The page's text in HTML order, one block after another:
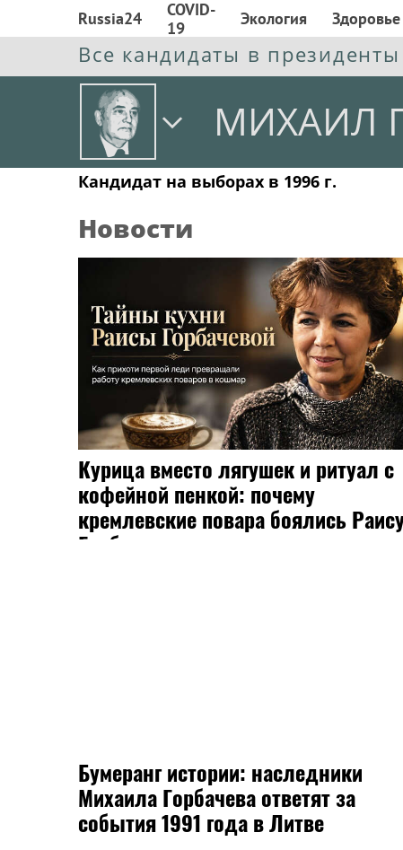
Russia24
COVID-
19
Экология Здоровье
МИХАИЛ
Все кандидаты в
Кандидат на выборах в 1996 г.
Новости
Курица вместо лягушек и ритуал с
кофейной пенкой: почему
кремлевские повара боялись
Горбачеву
Бумеранг истории: наследники
Михаила Горбачева ответят за
события 1991 года в Литве